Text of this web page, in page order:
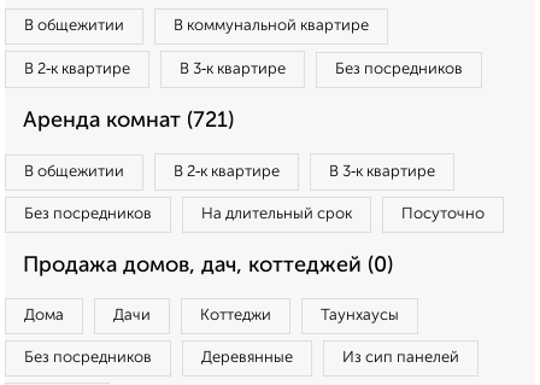
В общежитии В коммунальной квартире
В 2‑к квартире В 3‑к квартире Без посредников
Аренда комнат (721)
В общежитии В 2‑к квартире В 3‑к квартире
Без посредников На длительный срок Посуточно
Продажа домов, дач, коттеджей (0)
Дома Дачи Коттеджи Таунхаусы
Без посредников Деревянные Из сип панелей